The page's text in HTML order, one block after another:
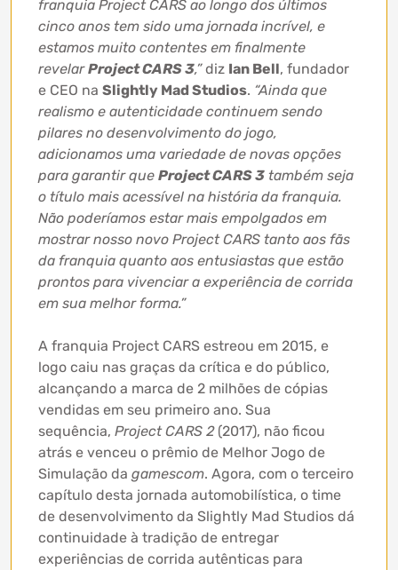
franquia Project CARS ao longo dos últimos
cinco anos tem sido uma jornada incrível, e
estamos muito contentes em finalmente
revelarProject CARS 3,”diz Ian Bell, fundador
e CEO na Slightly Mad Studios. “Ainda que
realismo e autenticidade continuem sendo
pilares no desenvolvimento do jogo,
adicionamos uma variedade de novas opções
para garantir que Project CARS 3 também seja
o título mais acessível na história da franquia.
Não poderíamos estar mais empolgados em
mostrar nosso novo Project CARS tanto aos fãs
da franquia quanto aos entusiastas que estão
prontos para vivenciar a experiência de corrida
em sua melhor forma.”
A franquia Project CARS estreou em 2015, e
logo caiu nas graças da crítica e do público,
alcançando a marca de 2 milhões de cópias
vendidas em seu primeiro ano. Sua
sequência, Project CARS 2(2017), não ficou
atrás e venceu o prêmio de Melhor Jogo de
Simulação da gamescom. Agora, com o terceiro
capítulo desta jornada automobilística, o time
de desenvolvimento da Slightly Mad Studios dá
continuidade à tradição de entregar
experiências de corrida autênticas para